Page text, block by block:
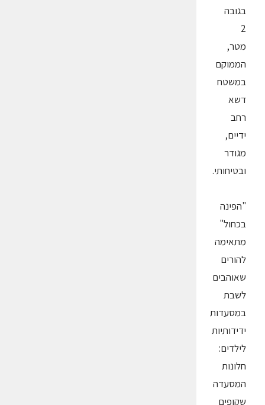
בגובה
2
מטר,
הממוקם
במשטח
דשא
רחב
ידיים,
מגודר
ובטיחותי.
"הפינה
בכחול"
מתאימה
להורים
שאוהבים
לשבת
במסעדות
ידידותיות
לילדים:
חלונות
המסעדה
שקופים